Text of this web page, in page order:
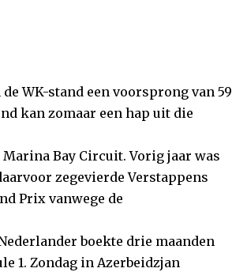
WK-stand een voorsprong van 59
kan zomaar een hap uit die
Bay Circuit. Vorig jaar was
zegevierde Verstappens
Prix vanwege de
boekte drie maanden
1. Zondag in Azerbeidzjan